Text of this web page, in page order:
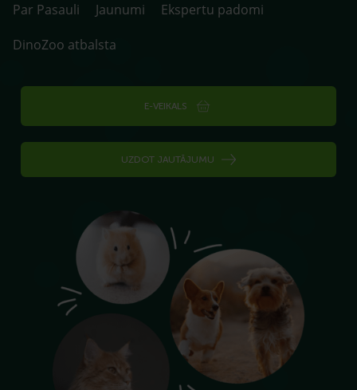
Par Pasauli
Jaunumi
Ekspertu padomi
DinoZoo atbalsta
E-VEIKALS
UZDOT JAUTĀJUMU